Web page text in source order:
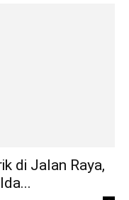
di Jalan Raya,